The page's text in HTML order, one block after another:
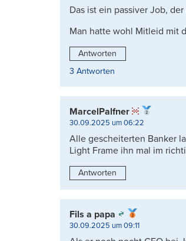
Das ist ein passiver Job,
Man hatte wohl Mitleid mit
Antworten
3 Antworten
MarcelPalfner
30.09.2025 um 06:22
Alle gescheiterten Banker
Light Frame ihn mal im
Antworten
Fils a papa
30.09.2025 um 09:11